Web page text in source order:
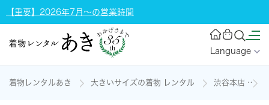
【重要】2026年7月～の営業時間
Language
着物レンタルあき 大きいサイズの着物 レンタル 渋谷本店